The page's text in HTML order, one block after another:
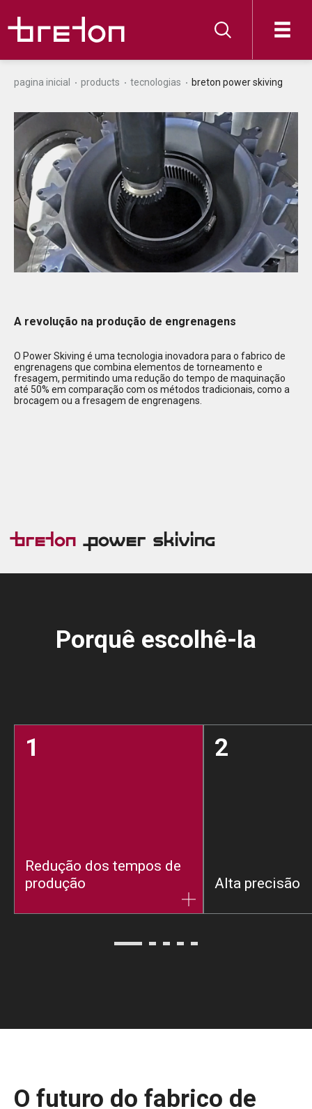
pagina inicial products tecnologias breton power skiving
A revolução na produção de engrenagens
O Power Skiving é uma tecnologia inovadora para o fabrico de
engrenagens que combina elementos de torneamento e
fresagem, permitindo uma redução do tempo de maquinação
até 50% em comparação com os métodos tradicionais, como a
brocagem ou a fresagem de engrenagens.
Breton Power Skiving
Porquê escolhê-la
1
Redução dos tempos de
produção
2
Alta precisão
O futuro do fabrico de